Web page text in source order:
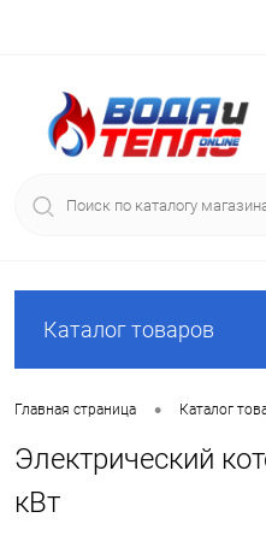
Каталог товаров
Главная страница • Каталог
Электрический
кВт